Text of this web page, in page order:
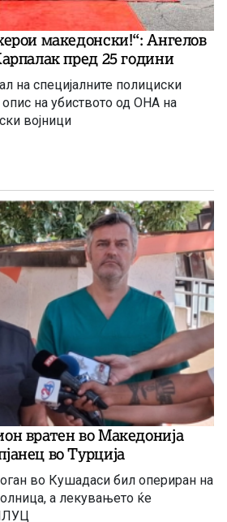
македонски!“: Ангелов
пред 25 години
на специјалните полициски
на убиството од ОНА на
војници
вратен во Македонија
во Турција
во Кушадаси бил опериран на
а лекувањето ќе